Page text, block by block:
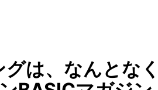
は、なんとな